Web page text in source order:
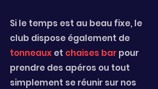
Si le temps est au beau fixe, le
club dispose également de
tonneaux et chaises bar pour
prendre des apéros ou tout
simplement se réunir sur nos